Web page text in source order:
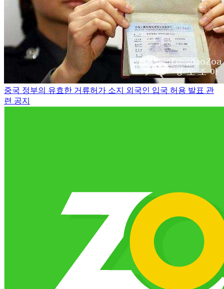
중국 정부의 유효한 거류허가 소지 외국인 입국 허용 발표 관
련 공지